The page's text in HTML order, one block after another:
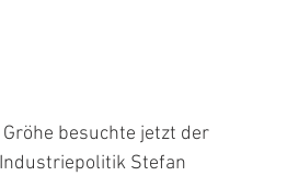
besuchte jetzt der
Stefan